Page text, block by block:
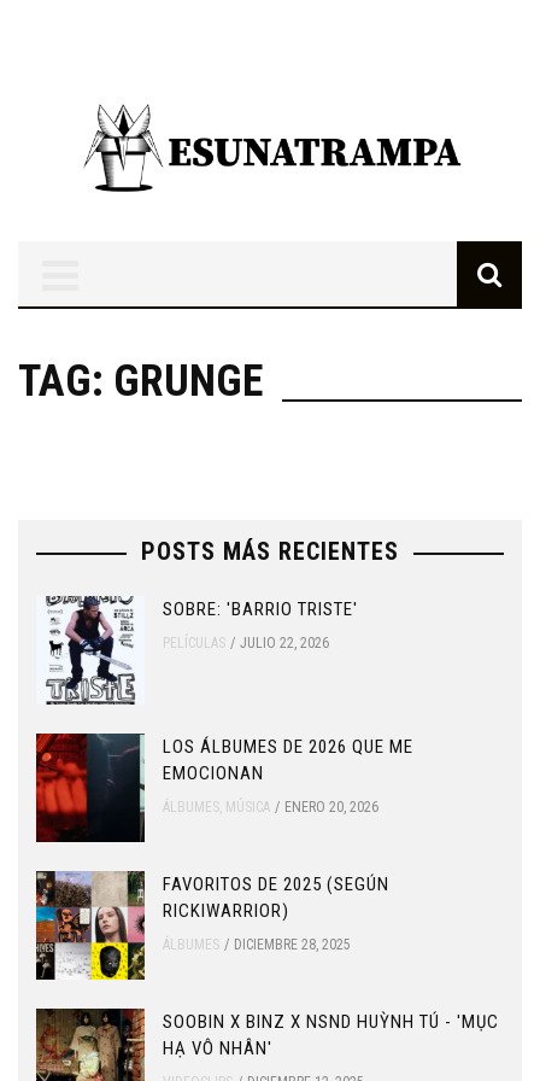
TAG: GRUNGE
POSTS MÁS RECIENTES
SOBRE: 'BARRIO TRISTE'
PELÍCULAS JULIO 22, 2026
LOS ÁLBUMES DE 2026 QUE ME
EMOCIONAN
ÁLBUMES, MÚSICA ENERO 20, 2026
FAVORITOS DE 2025 (SEGÚN
RICKIWARRIOR)
ÁLBUMES DICIEMBRE 28, 2025
SOOBIN X BINZ X NSND HUỲNH TÚ - 'MỤC
HẠ VÔ NHÂN'